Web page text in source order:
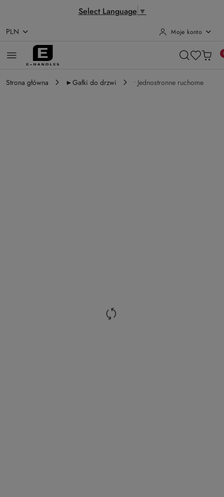
Select Language ▼
Przejdź do treści głównej
Przejdź do wyszukiwarki
Przejdź do moje konto
Przejdź do menu głównego
Przejdź do opisu produktu
Przejdź do stopki
PLN Moje konto
Strona główna ►Gałki do drzwi • Jednostronne ruchome